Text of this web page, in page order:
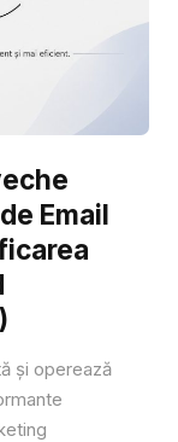
Email
și operează